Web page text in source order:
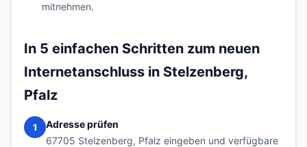
mitnehmen.
In 5 einfachen Schritten zum neuen
Internetanschluss in Stelzenberg,
Pfalz
1
Adresse prüfen
67705 Stelzenberg, Pfalz eingeben und verfügbare